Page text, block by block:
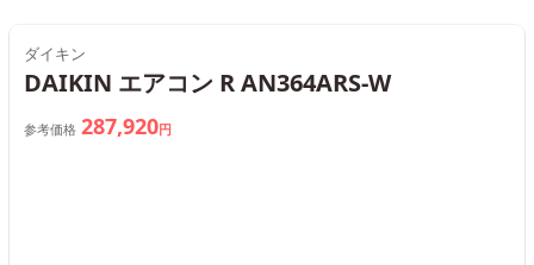
ダイキン
DAIKIN エアコン R AN364ARS-W
参考価格 287,920円